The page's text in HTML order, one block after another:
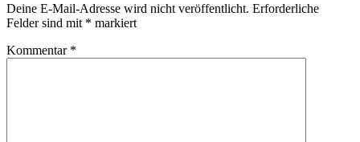
Deine E-Mail-Adresse wird nicht veröffentlicht. Erforderliche
Felder sind mit * markiert
Kommentar *